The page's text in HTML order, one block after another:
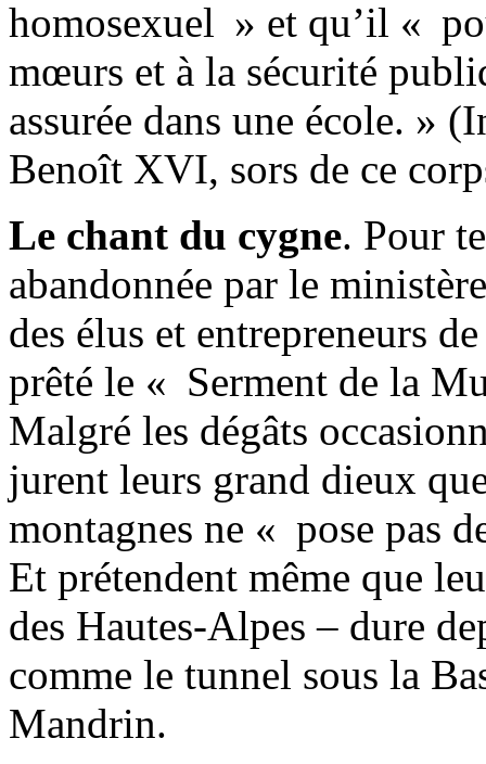
homosexuel » et qu’il «
mœurs et à la sécurité
assurée dans une école. »
Benoît XVI, sors de ce
Le chant du cygne. Pour
abandonnée par le
des élus et entrepreneurs
prêté le « Serment de la
Malgré les dégâts
jurent leurs grand dieux
montagnes ne « pose pas
Et prétendent même que
des Hautes-Alpes – dure
comme le tunnel sous la
Mandrin.